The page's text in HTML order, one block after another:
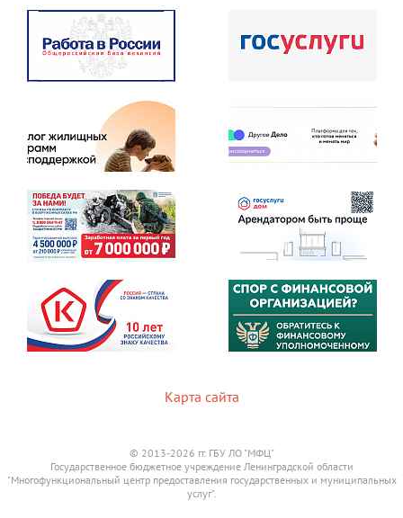
Карта сайта
© 2013-2026 гг. ГБУ ЛО "МФЦ"
Государственное бюджетное учреждение Ленинградской области
"Многофункциональный центр предоставления государственных и муниципальных
услуг".